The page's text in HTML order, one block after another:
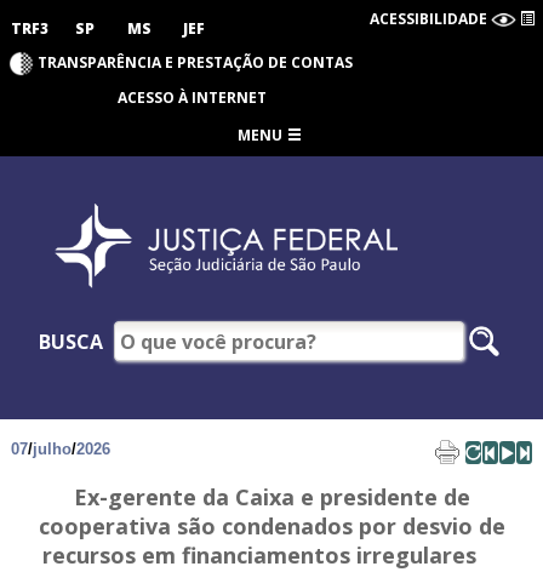
TRF3 SP MS JEF ACESSIBILIDADE
TRANSPARÊNCIA E PRESTAÇÃO DE CONTAS
ACESSO À INTERNET
MENU
BUSCA
07/julho/2026
Ex-gerente da Caixa e presidente de
cooperativa são condenados por desvio de
recursos em financiamentos irregulares